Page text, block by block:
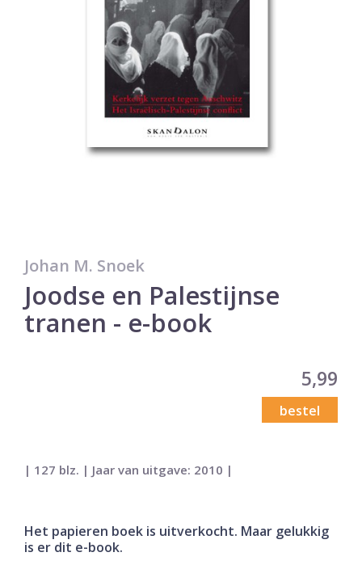
Johan M. Snoek
Joodse en Palestijnse
tranen - e-book
5,99
bestel
| 127 blz. | Jaar van uitgave: 2010 |
Het papieren boek is uitverkocht. Maar gelukkig
is er dit e-book.